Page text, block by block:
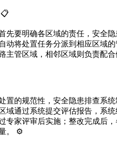
先要明确各区域的责任，安全
动将处置任务分派到相应区域
主管区域，相邻区域则负责配
置的规范性，安全隐患排查系
域通过系统提交评估报告，系
专家评审后实施；整改完成后
。 ⚙️